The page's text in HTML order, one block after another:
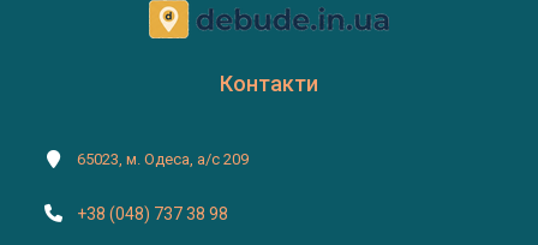
Контакти
65023, м. Одеса, а/с 209
+38 (048) 737 38 98